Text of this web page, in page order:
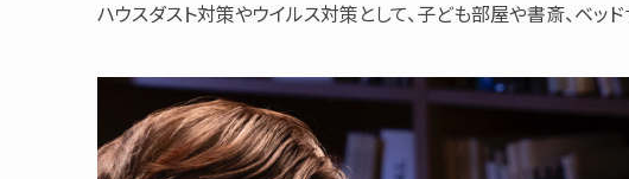
ハウスダスト対策やウイルス対策として、子ども部屋や書斎、ベ